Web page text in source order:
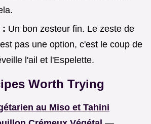
: Un bon zesteur fin. Le zeste de
pas une option, c'est le coup de
l'ail et l'Espelette.
Worth Trying
au Miso et Tahini